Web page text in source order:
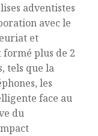
adventistes
avec le
et
formé plus de 2
tels que la
les
face au
du